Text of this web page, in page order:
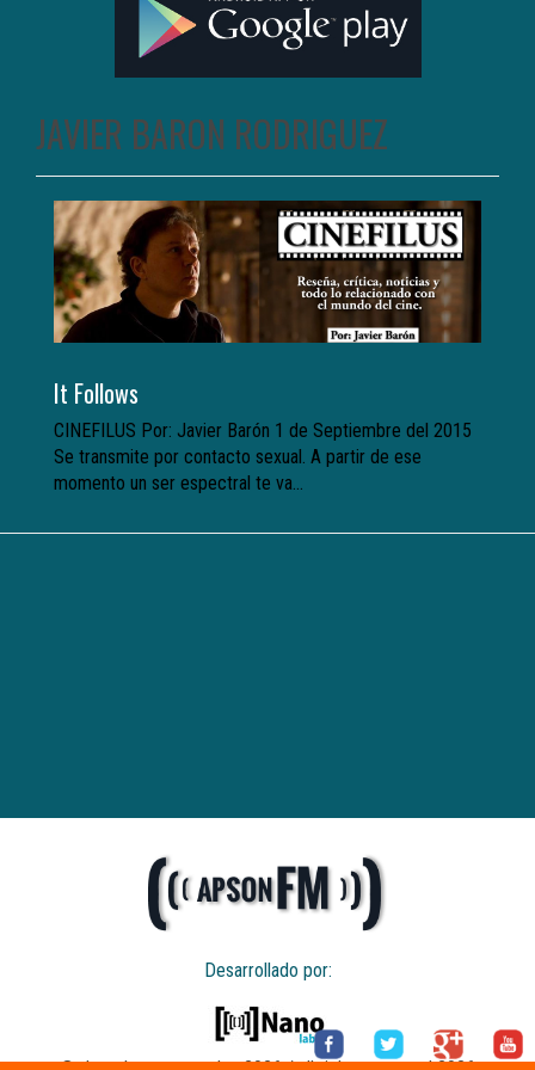
JAVIER BARON RODRIGUEZ
It Follows
CINEFILUS Por: Javier Barón 1 de Septiembre del 2015
Se transmite por contacto sexual. A partir de ese
momento un ser espectral te va...
Desarrollado por: